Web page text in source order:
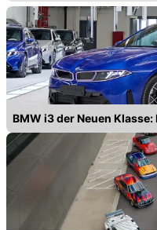
BMW i3 der Neuen